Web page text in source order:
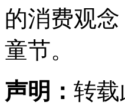
的消费观
童节。
声明： 转